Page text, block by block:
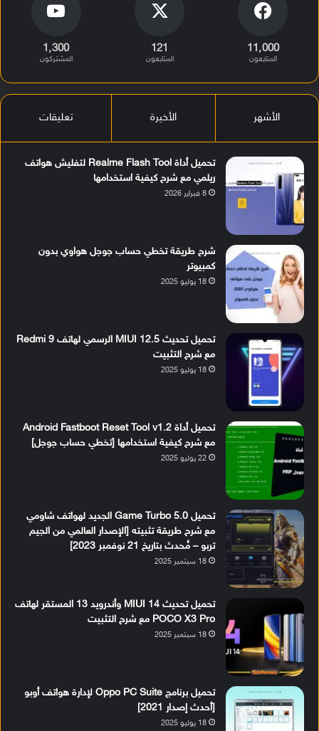
11٬000
المتابعون
121
المتابعون
1٬300
المشتركون
الأشهر الأخيرة تعليقات
تحميل أداة Realme Flash Tool لتفليش هواتف
ريلمي مع شرح كيفية استخدامها
8 فبراير 2026
شرح طريقة تخطي حساب جوجل هواوي بدون
كمبيوتر
18 يوليو 2025
تحميل تحديث MIUI 12.5 الرسمي لهاتف Redmi 9
مع شرح التثبيت
18 يوليو 2025
تحميل أداة Android Fastboot Reset Tool v1.2
مع شرح كيفية استخدامها [تخطي حساب جوجل]
22 يوليو 2025
تحميل Game Turbo 5.0 الجديد لهواتف شاومي
مع شرح طريقة تثبيته [الإصدار العالمي من الجيم
تربو – مُحدث بتاريخ 21 نوفمبر 2023]
18 سبتمبر 2025
تحميل تحديث MIUI 14 وأندرويد 13 المستقر لهاتف
POCO X3 Pro مع شرح التثبيت
18 سبتمبر 2025
تحميل برنامج Oppo PC Suite لإدارة هواتف أوبو
[أحدث إصدار 2021]
18 يوليو 2025